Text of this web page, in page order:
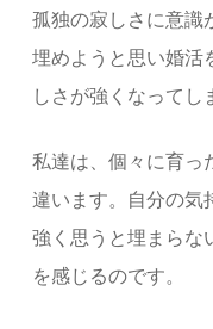
孤独の寂しさに意識
埋めようと思い婚活
しさが強くなってし
私達は、個々に育っ
違います。自分の気
強く思うと埋まらな
を感じるのです。